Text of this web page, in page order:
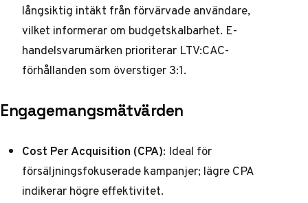
långsiktig intäkt från förvärvade användare,
vilket informerar om budgetskalbarhet. E-
handelsvarumärken prioriterar LTV:CAC-
förhållanden som överstiger 3:1.
Engagemangsmätvärden
Cost Per Acquisition (CPA): Ideal för
försäljningsfokuserade kampanjer; lägre CPA
indikerar högre effektivitet.